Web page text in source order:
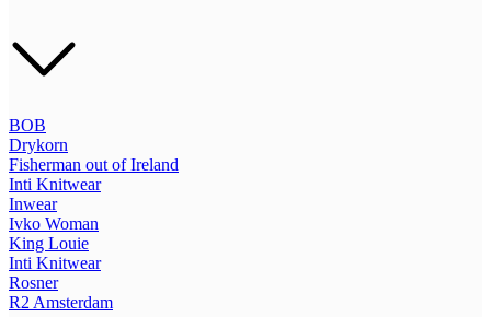
BOB
Drykorn
Fisherman out of Ireland
Inti Knitwear
Inwear
Ivko Woman
King Louie
Inti Knitwear
Rosner
R2 Amsterdam